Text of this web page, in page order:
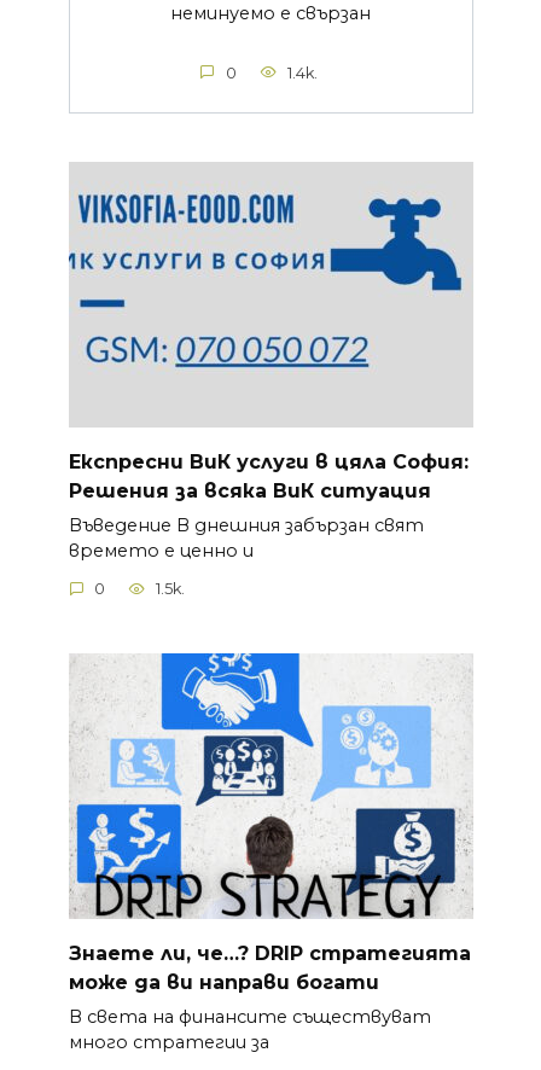
неминуемо е свързан
0 1.4k.
Експресни ВиК услуги в цяла София:
Решения за всяка ВиК ситуация
Въведение В днешния забързан свят
времето е ценно и
0 1.5k.
Знаете ли, че…? DRIP стратегията
може да ви направи богати
В света на финансите съществуват
много стратегии за